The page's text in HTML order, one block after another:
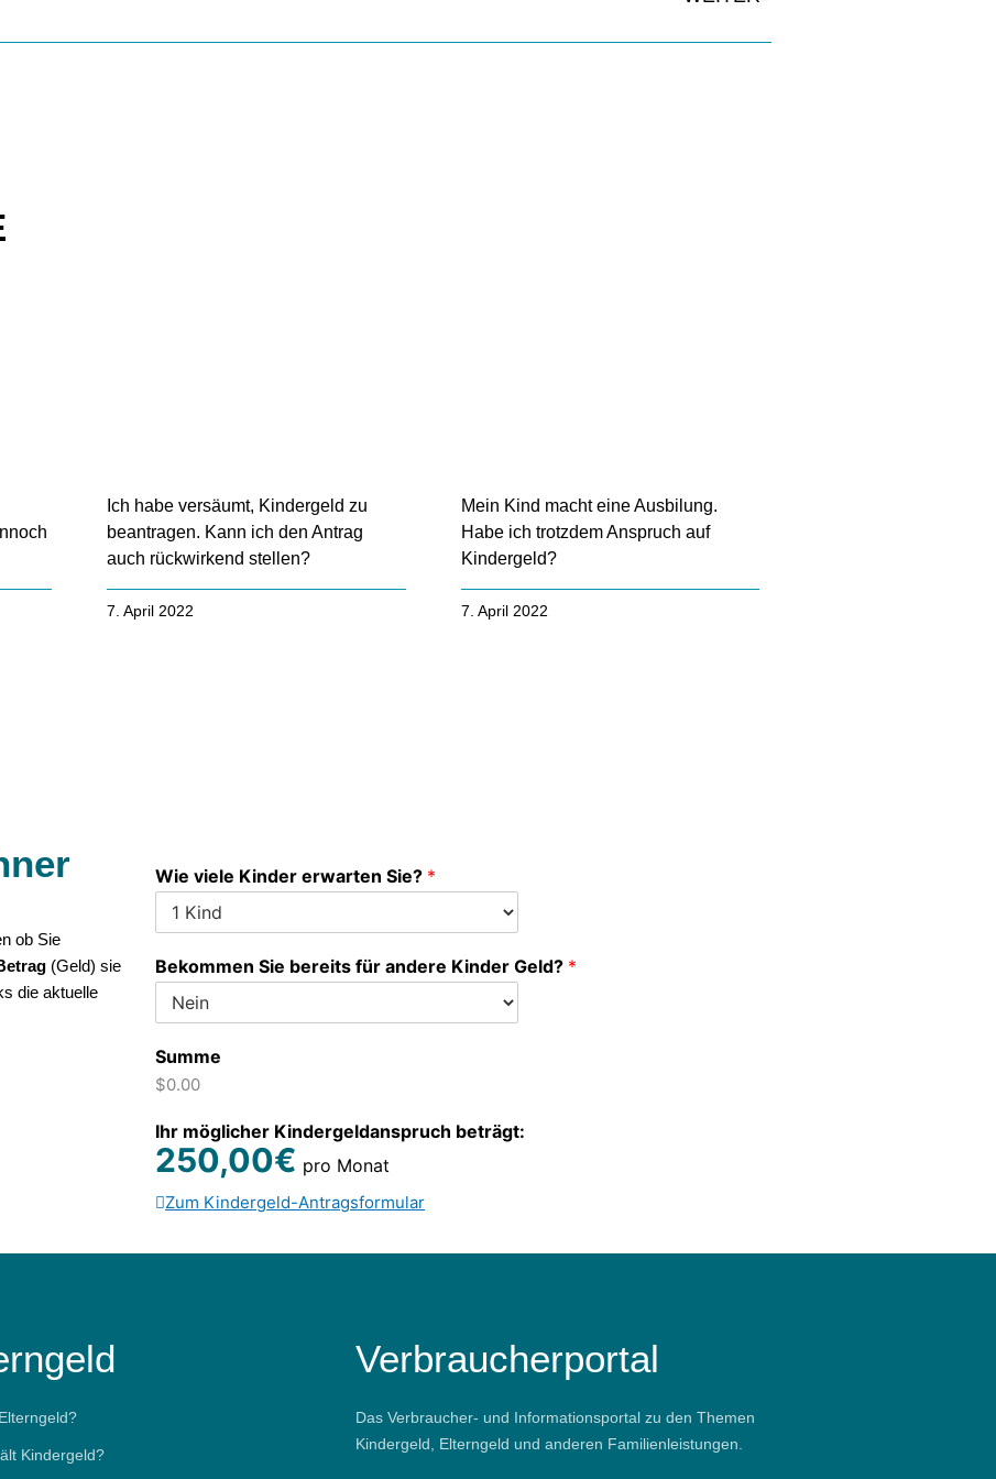
Ich habe versäumt, Kindergeld zu
beantragen. Kann ich den Antrag
auch rückwirkend stellen?
7. April 2022
Mein Kind macht eine Ausbilung.
Habe ich trotzdem Anspruch auf
Kindergeld?
7. April 2022
ob Sie
(Geld) sie
die aktuelle
Wie viele Kinder erwarten Sie? *
Bekommen Sie bereits für andere Kinder Geld? *
Summe
$0.00
Ihr möglicher Kindergeldanspruch beträgt:
250,00€ pro Monat
Zum Kindergeld-Antragsformular
Kindergeld?
Verbraucherportal
Das Verbraucher- und Informationsportal zu den Themen
Kindergeld, Elterngeld und anderen Familienleistungen.